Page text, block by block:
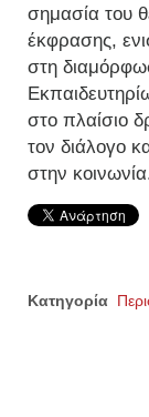
σημασία του
έκφρασης,
στη
στο πλαίσιο
τον διάλογο
στην
Κατηγορία